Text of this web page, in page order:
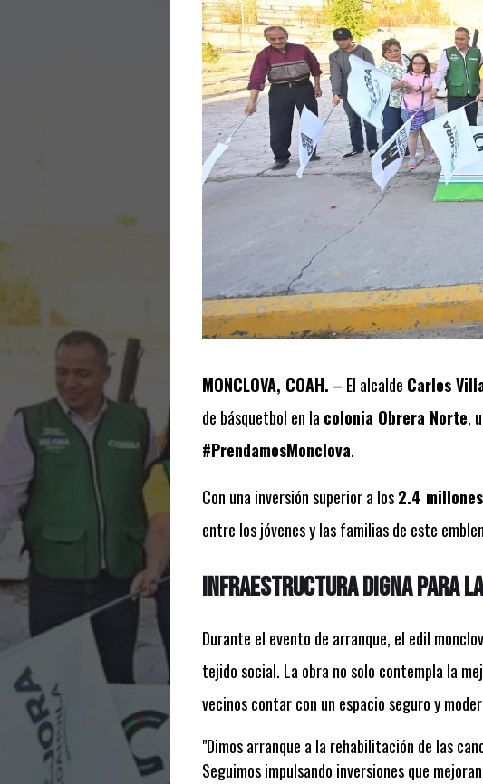
MONCLOVA, COAH. – El alcalde Carlos
de básquetbol en lacolonia Obrera Norte,
#PrendamosMonclova.
Con una inversión superior a los2.4
entre los jóvenes y las familias de este
Infraestructura digna para
Durante el evento de arranque, el edil
tejido social. La obra no solo contempla la
vecinos contar con un espacio seguro y
"Dimos arranque a la rehabilitación de las
Seguimos impulsando inversiones que